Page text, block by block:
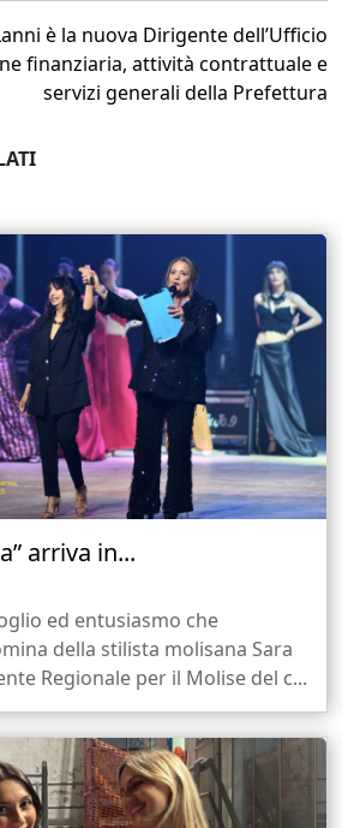
è la nuova Dirigente dell’Ufficio
finanziaria, attività contrattuale e
servizi generali della Prefettura
arriva in...
ed entusiasmo che
della stilista molisana Sara
Regionale per il Molise del c...